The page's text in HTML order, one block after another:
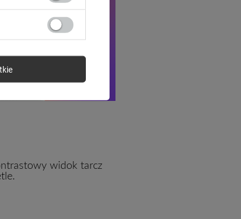
widok tarcz